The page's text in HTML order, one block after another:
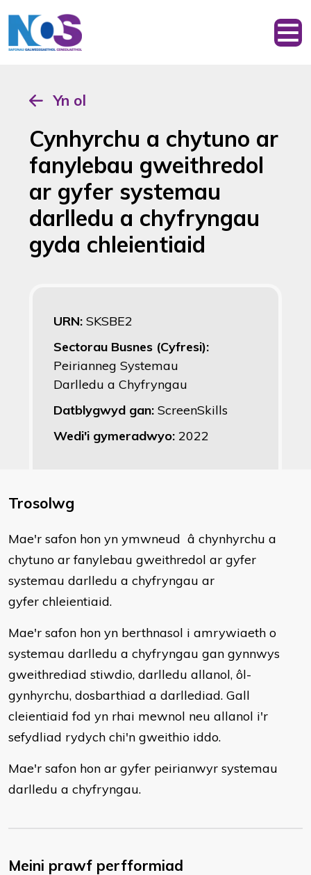
Yn ol
Cynhyrchu a chytuno ar
fanylebau gweithredol
ar gyfer systemau
darlledu a chyfryngau
gyda chleientiaid
URN: SKSBE2
Sectorau Busnes (Cyfresi):
Peirianneg Systemau
Darlledu a Chyfryngau
Datblygwyd gan: ScreenSkills
Wedi'i gymeradwyo: 2022
Trosolwg
​Mae'r safon hon yn ymwneud â chynhyrchu a
chytuno ar fanylebau gweithredol ar gyfer
systemau darlledu a chyfryngau ar
gyfer chleientiaid.
Mae'r safon hon yn berthnasol i amrywiaeth o
systemau darlledu a chyfryngau gan gynnwys
gweithrediad stiwdio, darlledu allanol, ôl-
gynhyrchu, dosbarthiad a darllediad. Gall
cleientiaid fod yn rhai mewnol neu allanol i'r
sefydliad rydych chi'n gweithio iddo.
Mae'r safon hon ar gyfer peirianwyr systemau
darlledu a chyfryngau.
Meini prawf perfformiad